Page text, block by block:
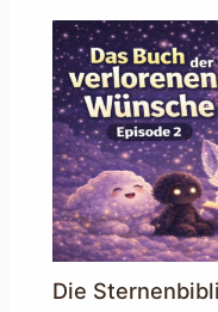
Die